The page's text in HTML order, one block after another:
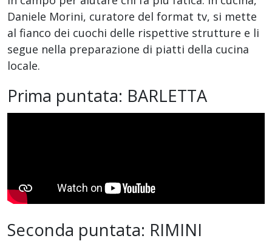
Daniele Morini, curatore del format tv, si mette
al fianco dei cuochi delle rispettive strutture e li
segue nella preparazione di piatti della cucina
locale.
Prima puntata: BARLETTA
Seconda puntata: RIMINI